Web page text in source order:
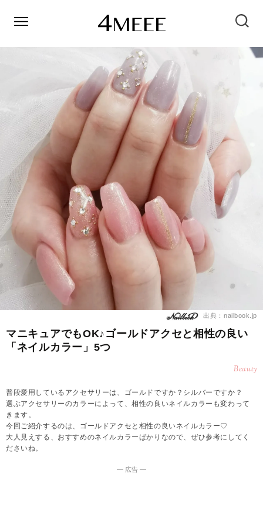
出典：nailbook.jp
マニキュアでもOK♪ゴールドアクセと相性の良い
「ネイルカラー」5つ
Beauty
普段愛用しているアクセサリーは、ゴールドですか？シルバーですか？
選ぶアクセサリーのカラーによって、相性の良いネイルカラーも変わって
きます。
今回ご紹介するのは、ゴールドアクセと相性の良いネイルカラー♡
大人見えする、おすすめのネイルカラーばかりなので、ぜひ参考にしてく
ださいね。
― 広告 ―